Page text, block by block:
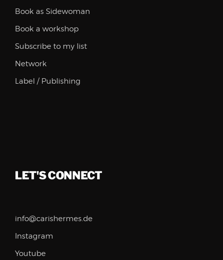
Book as Sidewoman
Book a workshop
Subscribe to my list
Network
Label / Publishing
LET'S CONNECT
info@carishermes.de
Instagram
Youtube